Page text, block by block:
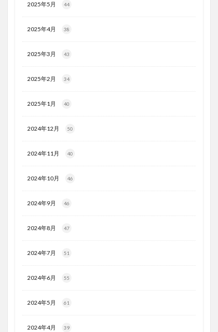
2025年5月 44
2025年4月 38
2025年3月 43
2025年2月 34
2025年1月 40
2024年12月 50
2024年11月 40
2024年10月 46
2024年9月 46
2024年8月 47
2024年7月 51
2024年6月 55
2024年5月 61
2024年4月 39